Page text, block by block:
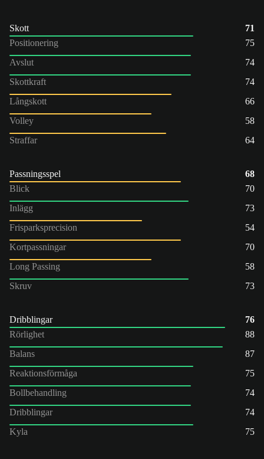
Skott
71
Positionering
75
Avslut
74
Skottkraft
74
Långskott
66
Volley
58
Straffar
64
Passningsspel
68
Blick
70
Inlägg
73
Frisparksprecision
54
Kortpassningar
70
Long Passing
58
Skruv
73
Dribblingar
76
Rörlighet
88
Balans
87
Reaktionsförmåga
75
Bollbehandling
74
Dribblingar
74
Kyla
75